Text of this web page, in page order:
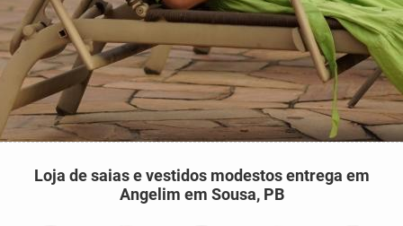
Loja de saias e vestidos modestos entrega em
Angelim em Sousa, PB